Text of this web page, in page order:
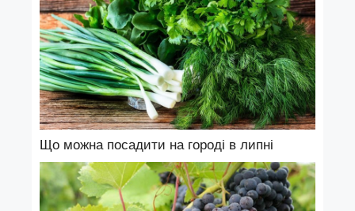
Що можна посадити на городі в липні